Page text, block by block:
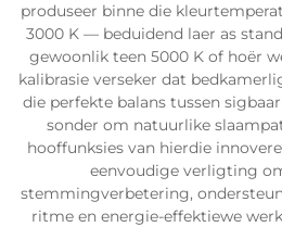
produseer binne die
3000 K — beduidend laer as
gewoonlik teen 5000 K of hoër
kalibrasie verseker dat
die perfekte balans tussen
sonder om natuurlike
hooffunksies van hierdie
eenvoudige verligting
stemmingverbetering,
ritme en energie-effektiewe